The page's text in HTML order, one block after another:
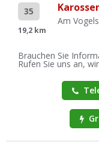
35
19,2 km
Am
Brauchen Sie
Rufen Sie uns an,